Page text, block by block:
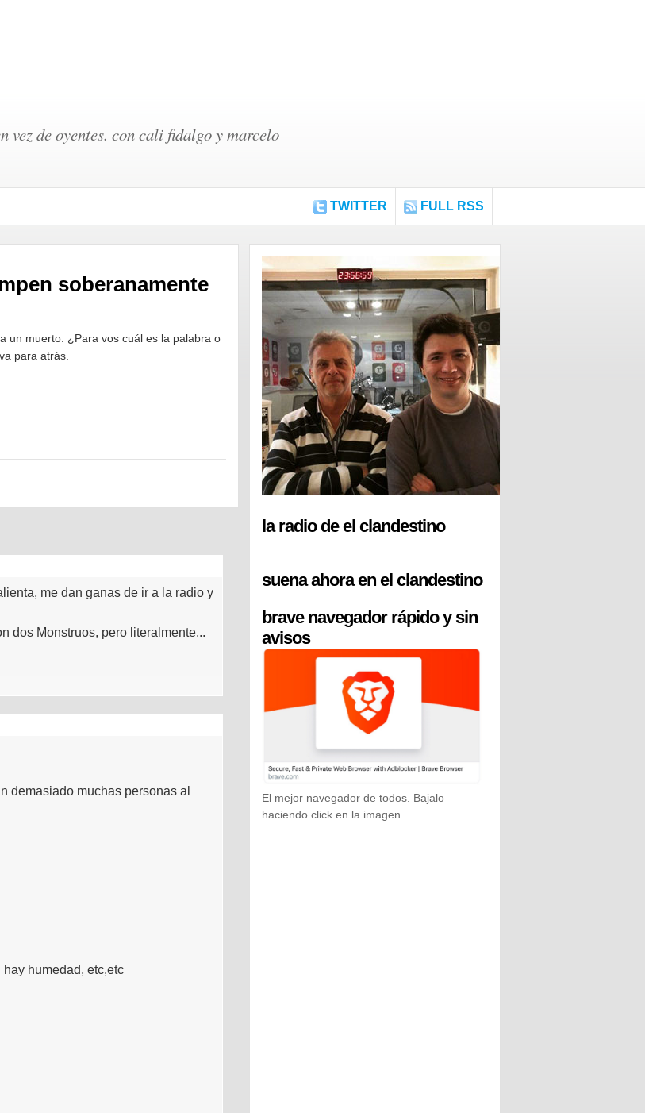
vez de oyentes. con cali fidalgo y marcelo
TWITTER FULL RSS
soberanamente
un muerto. ¿Para vos cuál es la palabra o
para atrás.
me dan ganas de ir a la radio y
dos Monstruos, pero literalmente...
demasiado muchas personas al
humedad, etc,etc
la radio de el clandestino
suena ahora en el clandestino
brave navegador rápido y sin
avisos
El mejor navegador de todos. Bajalo
haciendo click en la imagen